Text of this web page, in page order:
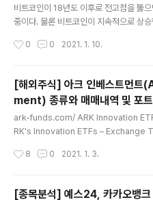
라 이러한 종목도 있으니 어디한번 야수의
있다고 생각한다면 투자해보라는 것이다
오브레전드 개발사인 라이엇 게임즈 아니
비트코인이 18년도 이후로 전고점을 뚫
중이다. 물론 비트코인이 지속적으로 상
그래도 비트코인은 전혀 투자하고 싶지않
며, 조금 우량한 기업을 대상으로 목록을
도 더 많은 회사가 있겠지만.. 그리고 대
인 움직임과 크게 연관성이 없을 수 있다.
을 좀 더 잘 따라가는 주식은 아래 참고
ry.com/234 ㅁ 대형주(인지도있는) 엔
트코인 슈퍼사이클 때 오르다가 거품빠지
0 0 2021. 1. 10.
[해외주식] 아크 인베스트먼
ment) 종류와 매매내역 및 포
따라하기
ark-funds.com/ ARK Innovation
RK's Innovation ETFs – Exchange
orrelated to traditional investment
인베스트먼트를 들어봤을 것이다. 캐서린
8 0 2021. 1. 3.
[종목분석] 예스24, 카카오뱅크